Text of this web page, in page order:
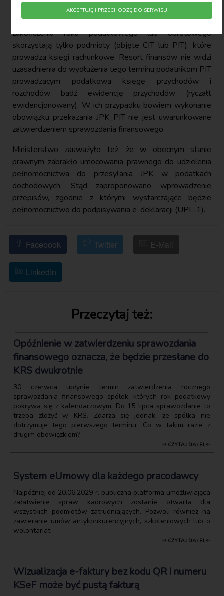
AKCEPTUJĘ I PRZECHODZĘ DO SERWISU
Z wydłużenia terminu do końca 7. miesiąca po
zakończeniu roku podatkowego lub obrotowego
skorzystają tylko podmioty (objęte CIT lub PIT), które
prowadzą księgi rachunkowe. Resort finansów nie widzi
uzasadnienia do wydłużenia tego terminu podatnikom PIT
prowadzącym podatkową księgę przychodów i
rozchodów bądź ewidencję przychodów (ryczałt
ewidencjonowany). W ich przypadku bowiem wykonanie
obowiązku przekazania JPK_PIT nie jest uwarunkowane
zatwierdzeniem sprawozdania finansowego.
Ministerstwo zauważyło też, że w obecnym stanie
prawnym zabrakło umocowania prawnego do udzielenia
pełnomocnictwa do przesyłania JPK w podatkach
dochodowych. Stąd zaproponowano wprowadzenie
przepisów, zgodnie z którymi wystarczające będzie
pełnomocnictwo do podpisywania e-deklaracji (UPL-1).
Facebook Twitter E-Mail
LinkedIn
Przeczytaj też:
Opóźnienie w zatwierdzeniu sprawozdania
finansowego oznacza, że będzie przesłane do
KRS dwukrotnie
30 czerwca upłynie termin zatwierdzenia rocznego
sprawozdania finansowego spółek, których rok podatkowy
pokrywa się z kalendarzowym. Do 15 lipca sprawozdanie to
trzeba złożyć w KRS. Zdarza się jednak, że spółka nie
dotrzymuje tego pierwszego terminu. Co w takim razie z
drugim obowiązkiem?
⇒ CZYTAJ DALEJ ⇐
System eUmowy dla każdego pracodawcy
Najpóźniej od 20.06.2029 r. publiczna platforma umożliwiająca
załatwienie spraw kadrowych zostanie otwarta dla
wszystkich podmiotów zatrudniających. Pozwoli również na
zawieranie umów antykonkurencyjnych, szkoleniowych lub o
wolontariat.
⇒ CZYTAJ DALEJ ⇐
Wizualizacja e-faktury bez kodu QR i numeru
KSeF może być pustą fakturą